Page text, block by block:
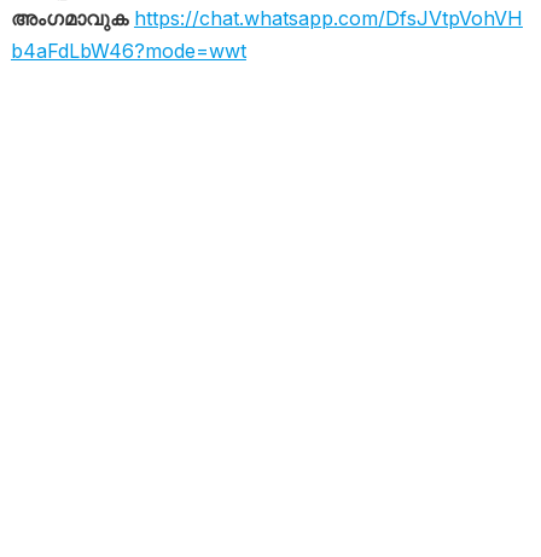
അംഗമാവുക https://chat.whatsapp.com/DfsJVtpVohVH
b4aFdLbW46?mode=wwt